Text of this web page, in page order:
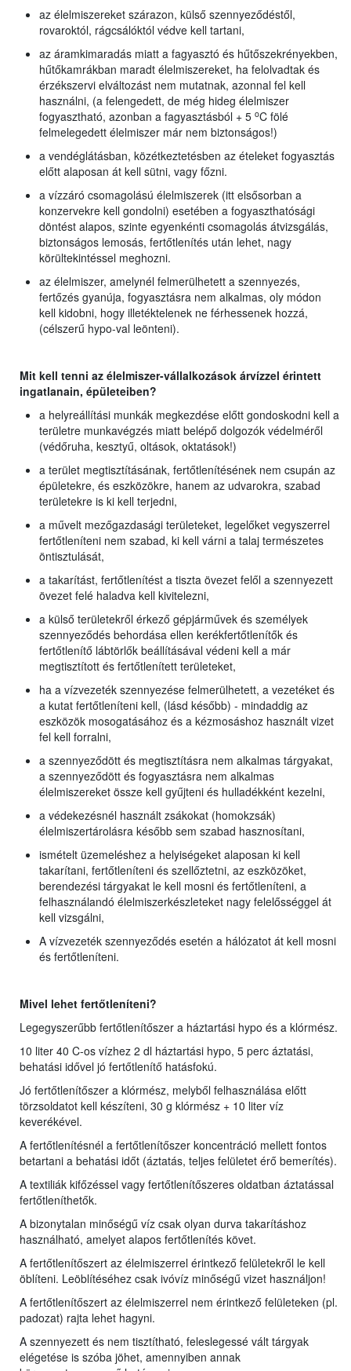
az élelmiszereket szárazon, külső szennyeződéstől,
rovaroktól, rágcsálóktól védve kell tartani,
az áramkimaradás miatt a fagyasztó és hűtőszekrényekben,
hűtőkamrákban maradt élelmiszereket, ha felolvadtak és
érzékszervi elváltozást nem mutatnak, azonnal fel kell
használni, (a felengedett, de még hideg élelmiszer
fogyasztható, azonban a fagyasztásból + 5 oC fölé
felmelegedett élelmiszer már nem biztonságos!)
a vendéglátásban, közétkeztetésben az ételeket fogyasztás
előtt alaposan át kell sütni, vagy főzni.
a vízzáró csomagolású élelmiszerek (itt elsősorban a
konzervekre kell gondolni) esetében a fogyaszthatósági
döntést alapos, szinte egyenkénti csomagolás átvizsgálás,
biztonságos lemosás, fertőtlenítés után lehet, nagy
körültekintéssel meghozni.
az élelmiszer, amelynél felmerülhetett a szennyezés,
fertőzés gyanúja, fogyasztásra nem alkalmas, oly módon
kell kidobni, hogy illetéktelenek ne férhessenek hozzá,
(célszerű hypo-val leönteni).
Mit kell tenni az élelmiszer-vállalkozások árvízzel érintett
ingatlanain, épületeiben?
a helyreállítási munkák megkezdése előtt gondoskodni kell a
területre munkavégzés miatt belépő dolgozók védelméről
(védőruha, kesztyű, oltások, oktatások!)
a terület megtisztításának, fertőtlenítésének nem csupán az
épületekre, és eszközökre, hanem az udvarokra, szabad
területekre is ki kell terjedni,
a művelt mezőgazdasági területeket, legelőket vegyszerrel
fertőtleníteni nem szabad, ki kell várni a talaj természetes
öntisztulását,
a takarítást, fertőtlenítést a tiszta övezet felől a szennyezett
övezet felé haladva kell kivitelezni,
a külső területekről érkező gépjárművek és személyek
szennyeződés behordása ellen kerékfertőtlenítők és
fertőtlenítő lábtörlők beállításával védeni kell a már
megtisztított és fertőtlenített területeket,
ha a vízvezeték szennyezése felmerülhetett, a vezetéket és
a kutat fertőtleníteni kell, (lásd később) - mindaddig az
eszközök mosogatásához és a kézmosáshoz használt vizet
fel kell forralni,
a szennyeződött és megtisztításra nem alkalmas tárgyakat,
a szennyeződött és fogyasztásra nem alkalmas
élelmiszereket össze kell gyűjteni és hulladékként kezelni,
a védekezésnél használt zsákokat (homokzsák)
élelmiszertárolásra később sem szabad hasznosítani,
ismételt üzemeléshez a helyiségeket alaposan ki kell
takarítani, fertőtleníteni és szellőztetni, az eszközöket,
berendezési tárgyakat le kell mosni és fertőtleníteni, a
felhasználandó élelmiszerkészleteket nagy felelősséggel át
kell vizsgálni,
A vízvezeték szennyeződés esetén a hálózatot át kell mosni
és fertőtleníteni.
Mivel lehet fertőtleníteni?
Legegyszerűbb fertőtlenítőszer a háztartási hypo és a klórmész.
10 liter 40 C-os vízhez 2 dl háztartási hypo, 5 perc áztatási,
behatási idővel jó fertőtlenítő hatásfokú.
Jó fertőtlenítőszer a klórmész, melyből felhasználása előtt
törzsoldatot kell készíteni, 30 g klórmész + 10 liter víz
keverékével.
A fertőtlenítésnél a fertőtlenítőszer koncentráció mellett fontos
betartani a behatási időt (áztatás, teljes felületet érő bemerítés).
A textiliák kifőzéssel vagy fertőtlenítőszeres oldatban áztatással
fertőtleníthetők.
A bizonytalan minőségű víz csak olyan durva takarításhoz
használható, amelyet alapos fertőtlenítés követ.
A fertőtlenítőszert az élelmiszerrel érintkező felületekről le kell
öblíteni. Leöblítéséhez csak ivóvíz minőségű vizet használjon!
A fertőtlenítőszert az élelmiszerrel nem érintkező felületeken (pl.
padozat) rajta lehet hagyni.
A szennyezett és nem tisztítható, feleslegessé vált tárgyak
elégetése is szóba jöhet, amennyiben annak